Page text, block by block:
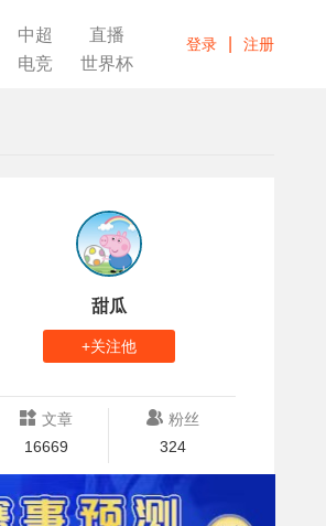
中超
直播
电竞 世界杯
登录 注册
甜瓜
+关注他
文章
16669
粉丝
324